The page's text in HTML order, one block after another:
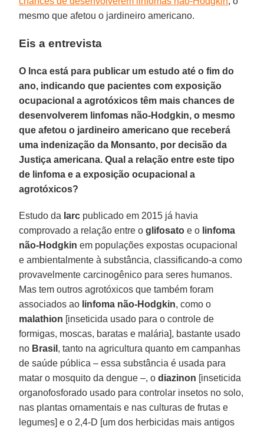
mesmo que afetou o jardineiro americano.
Eis a entrevista
O Inca está para publicar um estudo até o fim do
ano, indicando que pacientes com exposição
ocupacional a agrotóxicos têm mais chances de
desenvolverem linfomas não-Hodgkin, o mesmo
que afetou o jardineiro americano que receberá
uma indenização da Monsanto, por decisão da
Justiça americana. Qual a relação entre este tipo
de linfoma e a exposição ocupacional a
agrotóxicos?
Estudo da Iarc publicado em 2015 já havia
comprovado a relação entre oglifosato e o linfoma
não-Hodgkin em populações expostas ocupacional
e ambientalmente à substância, classificando-a como
provavelmente carcinogênico para seres humanos.
Mas tem outros agrotóxicos que também foram
associados ao linfoma não-Hodgkin, como o
malathion [inseticida usado para o controle de
formigas, moscas, baratas e malária], bastante usado
no Brasil , tanto na agricultura quanto em campanhas
de saúde pública – essa substância é usada para
matar o mosquito da dengue –, odiazinon [inseticida
organofosforado usado para controlar insetos no solo,
nas plantas ornamentais e nas culturas de frutas e
legumes] e o 2,4-D [um dos herbicidas mais antigos